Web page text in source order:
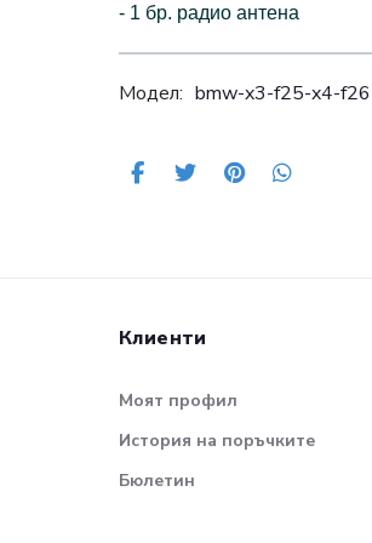
- 1 бр. радио антена
Модел: bmw-x3-f25-x4-
Клиенти
Моят профил
История на поръчките
Бюлетин